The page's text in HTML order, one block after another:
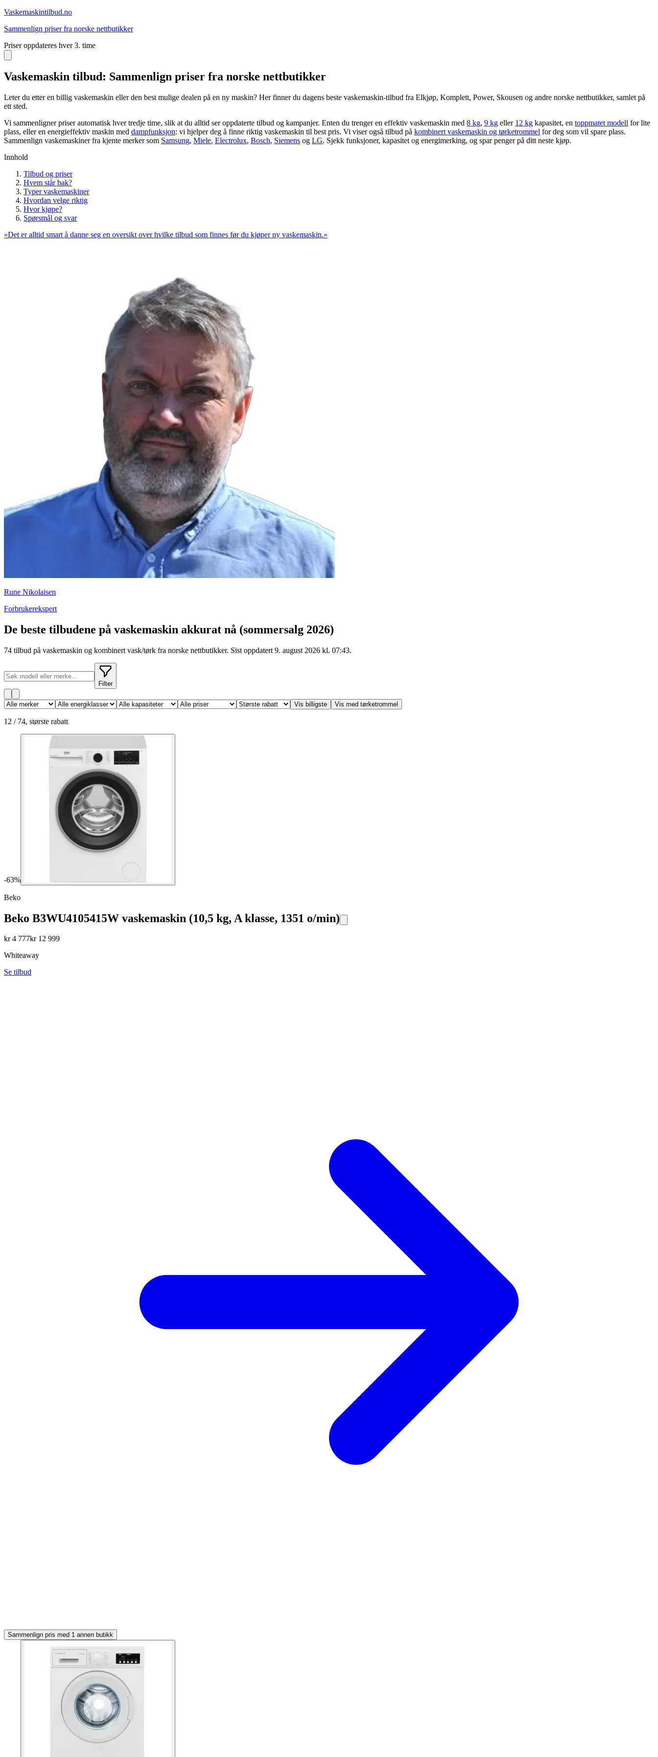
Vaskemaskintilbud.no
Sammenlign priser fra norske nettbutikker
Priser oppdateres hver 3. time
Vaskemaskin tilbud: Sammenlign priser fra norske nettbutikker
Leter du etter en billig vaskemaskin eller den best mulige dealen på en ny maskin? Her finner du dagens beste vaskemaskin-tilbud fra Elkjøp, Komplett, Power, Skousen og andre norske nettbutikker, samlet på
ett sted.
Vi sammenligner priser automatisk hver tredje time, slik at du alltid ser oppdaterte tilbud og kampanjer. Enten du trenger en effektiv vaskemaskin med 8 kg, 9 kg eller 12 kg kapasitet, en toppmatet modell for lite
plass, eller en energieffektiv maskin med dampfunksjon: vi hjelper deg å finne riktig vaskemaskin til best pris. Vi viser også tilbud på kombinert vaskemaskin og tørketrommel for deg som vil spare plass.
Sammenlign vaskemaskiner fra kjente merker som Samsung, Miele, Electrolux, Bosch, Siemens og LG. Sjekk funksjoner, kapasitet og energimerking, og spar penger på ditt neste kjøp.
Innhold
Tilbud og priser
Hvem står bak?
Typer vaskemaskiner
Hvordan velge riktig
Hvor kjøpe?
Spørsmål og svar
«Det er alltid smart å danne seg en oversikt over hvilke tilbud som finnes før du kjøper ny vaskemaskin.»
Rune Nikolaisen
Forbrukerekspert
De beste tilbudene på vaskemaskin akkurat nå (sommersalg 2026)
74 tilbud på vaskemaskin og kombinert vask/tørk fra norske nettbutikker. Sist oppdatert 9. august 2026 kl. 07:43.
Filter
Vis billigste Vis med tørketrommel
12 / 74, største rabatt
-63%
Beko
Beko B3WU4105415W vaskemaskin (10,5 kg, A klasse, 1351 o/min)
kr4 777kr 12 999
Whiteaway
Se tilbud
Sammenlign pris med 1 annen butikk